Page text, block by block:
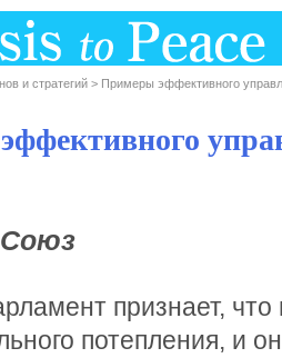
и стратегий > Примеры эффективного
Союз
признает, что
потепления, и